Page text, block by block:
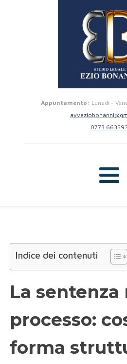
Appuntamento: Lunedi -
0773 663593
Indice dei contenuti
La sentenza
processo:
forma